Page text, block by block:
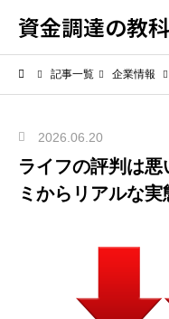
資金調達の教
記事一覧 企業情報
2026.06.20
ライフの評判は
ミからリアルな